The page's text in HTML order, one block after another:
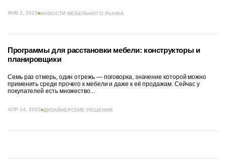
ЯНВ 2, 2023 НОВОСТИ МЕБЕЛЬНОГО РЫНКА
Программы для расстановки мебели: конструкторы и
планировщики
Семь раз отмерь, один отрежь — поговорка, значение которой можно
применить среди прочего к мебели и даже к её продажам. Сейчас у
покупателей есть множество...
АПР 14, 2022 ДИЗАЙНЕРСКИЕ РЕШЕНИЯ